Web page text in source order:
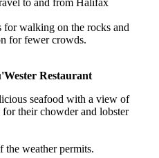
to and from Halifax
for walking on the rocks and
for fewer crowds.
Restaurant
seafood with a view of
their chowder and lobster
the weather permits.